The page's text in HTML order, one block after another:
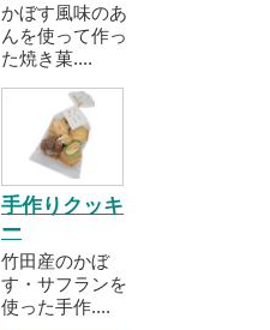
かぼす風味のあ
んを使って作っ
た焼き菓....
手作りクッキ
ー
竹田産のかぼ
す・サフランを
使った手作....